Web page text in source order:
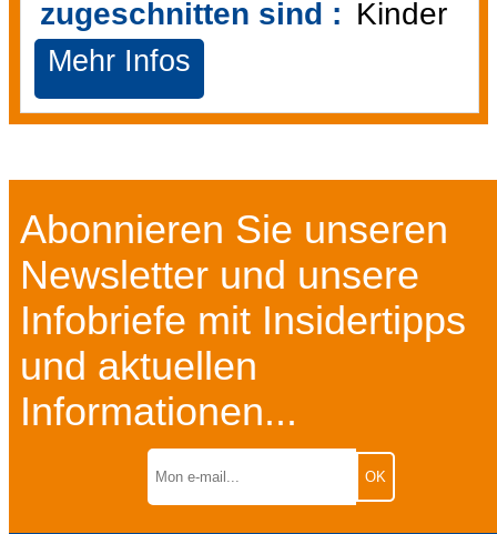
zugeschnitten sind : Kinder
Mehr Infos
Abonnieren Sie unseren
Newsletter und unsere
Infobriefe mit Insidertipps
und aktuellen
Informationen...